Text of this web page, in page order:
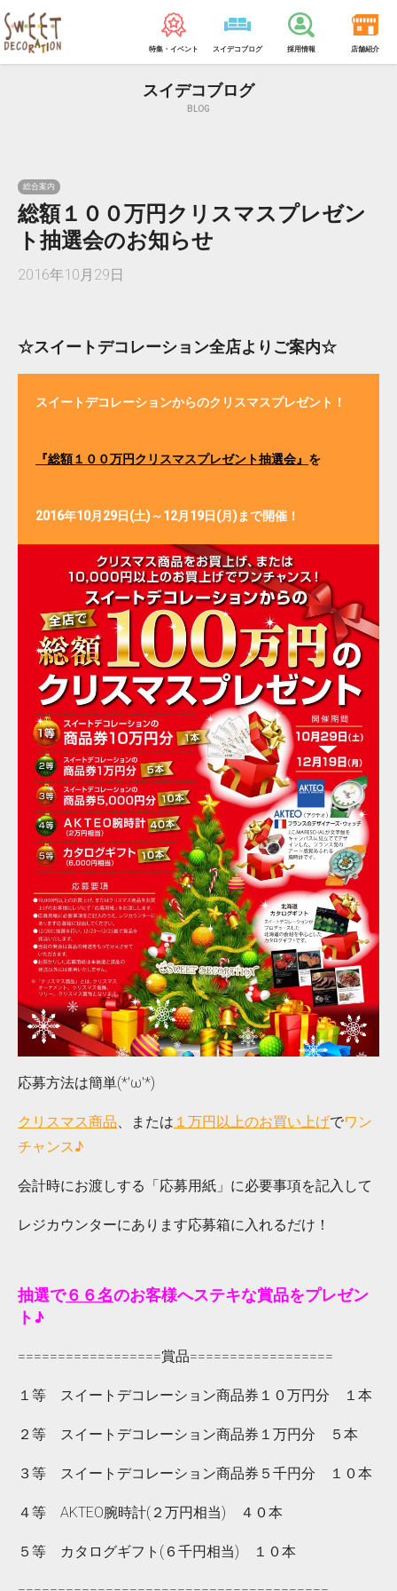
特集・イベント スイデコブログ 採用情報 店舗紹介
スイデコブログ
BLOG
総合案内
総額１００万円クリスマスプレゼン
ト抽選会のお知らせ
2016年10月29日
☆スイートデコレーション全店よりご案内☆
スイートデコレーションからのクリスマスプレゼント！
『総額１００万円クリスマスプレゼント抽選会』 を
2016年10月29日(土)～12月19日(月)まで開催！
応募方法は簡単(*'ω'*)
クリスマス商品、または １万円以上のお買い上げでワン
チャンス♪
会計時にお渡しする「応募用紙」に必要事項を記入して
レジカウンターにあります応募箱に入れるだけ！
抽選で６６名のお客様へステキな賞品をプレゼン
ト♪
==================賞品==================
１等 スイートデコレーション商品券１０万円分 １本
２等 スイートデコレーション商品券１万円分 ５本
３等 スイートデコレーション商品券５千円分 １０本
４等 AKTEO腕時計(２万円相当) ４０本
５等 カタログギフト(６千円相当) １０本